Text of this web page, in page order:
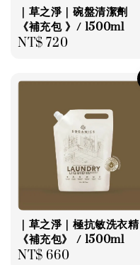
｜草之淨｜碗盤清潔劑
《補充包 》/ 1500ml
Regular
NT$ 720
｜草之淨｜極抗敏洗衣精
《補充包》 / 1500ml
Regular
NT$ 660